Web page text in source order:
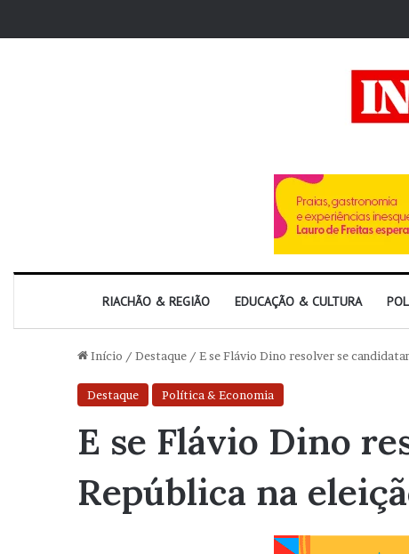
RIACHÃO & REGIÃO EDUCAÇÃO & CULTURA
Início / Destaque / E se Flávio Dino resolver se
Destaque Política & Economia
E se Flávio Dino
República na